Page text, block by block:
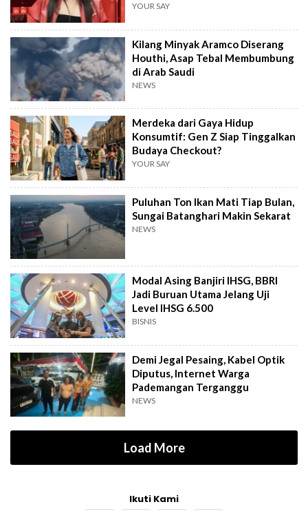
YOUR SAY
Kilang Minyak Aramco Diserang
Houthi, Asap Tebal Membumbung
di Arab Saudi
NEWS
Merdeka dari Gaya Hidup
Konsumtif: Gen Z Siap Tinggalkan
Budaya Checkout?
YOUR SAY
Puluhan Ton Ikan Mati Tiap Bulan,
Sungai Batanghari Makin Sekarat
NEWS
Modal Asing Banjiri IHSG, BBRI
Jadi Buruan Utama Jelang Uji
Level IHSG 6.500
BISNIS
Demi Jegal Pesaing, Kabel Optik
Diputus, Internet Warga
Pademangan Terganggu
NEWS
Load More
Ikuti Kami